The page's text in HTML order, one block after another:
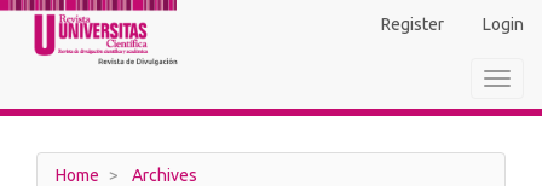
Main
Navigation
Main
Sidebar
Register Login
Home
Archives